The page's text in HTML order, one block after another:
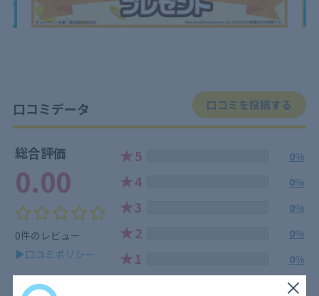
口コミデータ 口コミを投稿する
総合評価
0.00
0件のレビュー
▶口コミポリシー
★5 0%
★4 0%
★3 0%
★2 0%
★1 0%